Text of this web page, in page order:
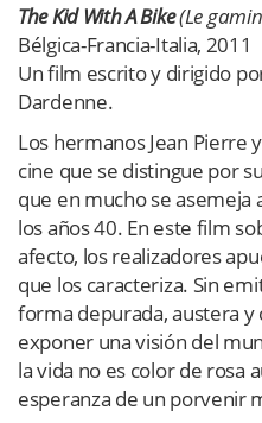
The Kid With A Bike(Le
Bélgica-Francia-Italia, 2011
Un film escrito y dirigido
Dardenne.
Los hermanos Jean Pierre
cine que se distingue por
que en mucho se
los años 40. En este film
afecto, los realizadores
que los caracteriza. Sin
forma depurada, austera y
exponer una visión del
la vida no es color de rosa
esperanza de un porvenir